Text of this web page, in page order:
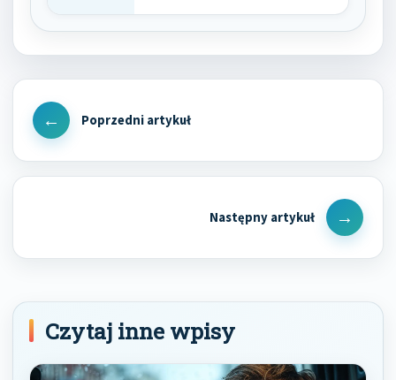
Nawigacja
wpisu
Previous
Next
Post
Czytaj inne wpisy